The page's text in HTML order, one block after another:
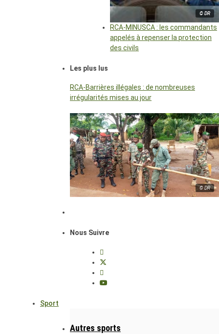
© DR
RCA-MINUSCA : les commandants
appelés à repenser la protection
des civils
Les plus lus
RCA-Barrières illégales : de nombreuses
irrégularités mises au jour
© DR
Nous Suivre
Sport
Autres sports